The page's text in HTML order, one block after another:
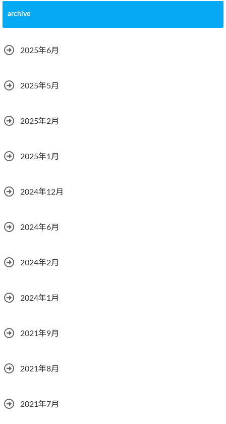
archive
2025年6月
2025年5月
2025年2月
2025年1月
2024年12月
2024年6月
2024年2月
2024年1月
2021年9月
2021年8月
2021年7月